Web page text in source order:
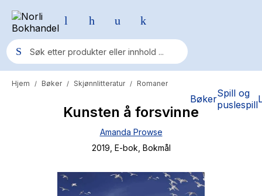
BøkerSpill og
puslespill
Populære søk
Pokemon
Fury Bound - Sable Sorensen
Yesteryear
Hjem / Bøker / Skjønnlitteratur / Romaner
Kunsten å forsvinne
Amanda Prowse
2019 , E-bok , Bokmål